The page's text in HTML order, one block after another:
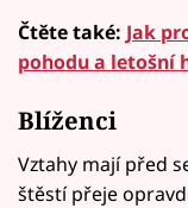
Čtěte také: Jak
pohodu a letošní
Blíženci
Vztahy mají před
štěstí přeje